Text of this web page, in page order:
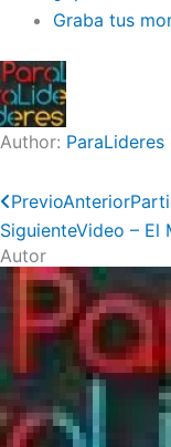
Graba tus
Author: ParaLideres
PrevioAnterior
SiguienteVideo – El
Autor